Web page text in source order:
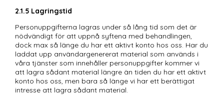
2.1.5	Lagringstid
Personuppgifterna lagras under så lång tid som det är
nödvändigt för att uppnå syftena med behandlingen,
dock max så länge du har ett aktivt konto hos oss. Har du
laddat upp användargenererat material som används i
våra tjänster som innehåller personuppgifter kommer vi
att lagra sådant material längre än tiden du har ett aktivt
konto hos oss, men bara så länge vi har ett berättigat
intresse att lagra sådant material.